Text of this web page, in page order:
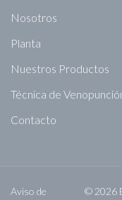
Nosotros
Planta
Nuestros Productos
Técnica de
Contacto
Aviso de © 2026